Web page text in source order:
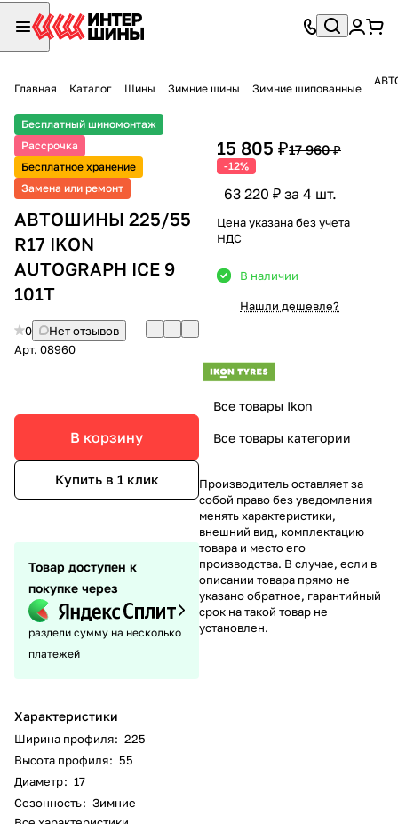
Главная Каталог Шины Зимние шины Зимние шипованные
Бесплатный шиномонтаж
Рассрочка
Бесплатное хранение
Замена или ремонт
АВТОШИНЫ 225/55
R17 IKON
AUTOGRAPH ICE 9
101T
0
Нет отзывов
Арт. 08960
В корзину
Купить в 1 клик
Товар доступен к
покупке через
раздели сумму на несколько
платежей
Характеристики
Ширина профиля: 225
Высота профиля: 55
Диаметр: 17
Сезонность: Зимние
15 805 ₽17 960 ₽
-12%
63 220 ₽ за 4 шт.
Цена указана без учета
НДС
В наличии
Нашли дешевле?
Все товары Ikon
Все товары категории
Производитель оставляет за
собой право без уведомления
менять характеристики,
внешний вид, комплектацию
товара и место его
производства. В случае, если в
описании товара прямо не
указано обратное, гарантийный
срок на такой товар не
установлен.